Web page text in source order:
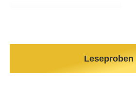
Leseproben